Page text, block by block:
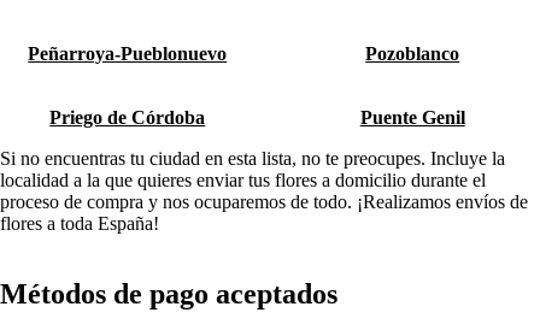
Peñarroya-Pueblonuevo Pozoblanco
Priego de Córdoba
Puente Genil
Si no encuentras tu ciudad en esta lista, no te preocupes. Incluye la
localidad a la que quieres enviar tus flores a domicilio durante el
proceso de compra y nos ocuparemos de todo. ¡Realizamos envíos de
flores a toda España!
Métodos de pago aceptados